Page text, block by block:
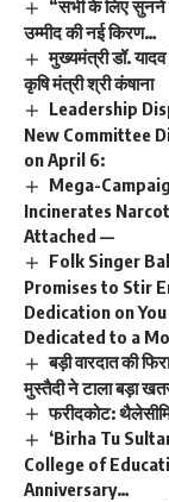
“सभी के लिए सुनने
उम्मीद की नई किरण…
मुख्यमंत्री डॉ.
कृषि मंत्री श्री कंषाना
Leadership
New Committee
on April 6:
Mega-
Incinerates
Attached —
Folk Singer
Promises to Stir
Dedication on
Dedicated to a
बड़ी वारदात की
मुस्तैदी ने टाला बड़ा
फरीदकोट:
‘Birha Tu
College of
Anniversary…